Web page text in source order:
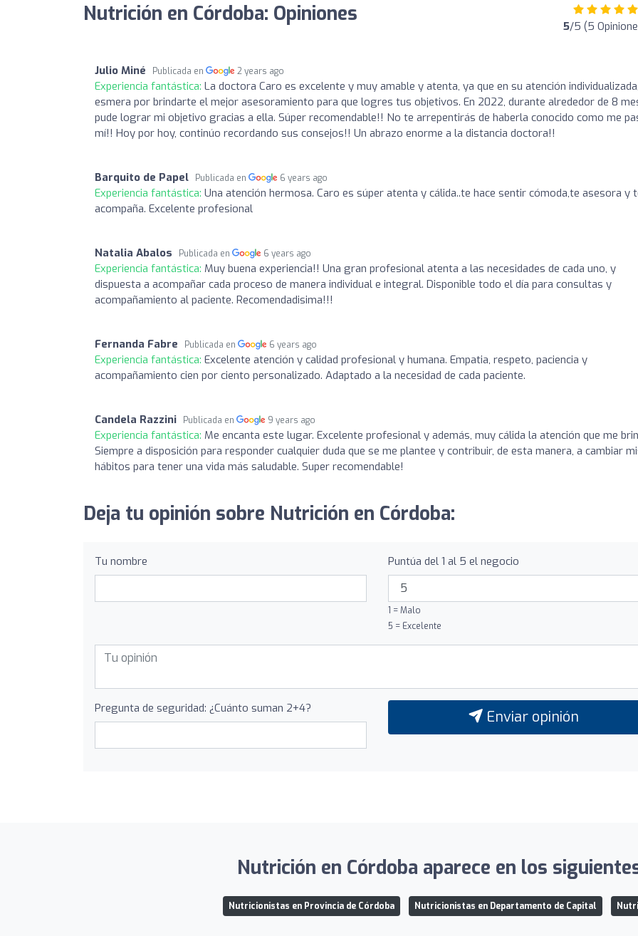
Nutrición en Córdoba: Opiniones 5/5 (5
Julio Miné Publicada en 2 years ago
Experiencia fantástica: La doctora Caro es excelente y muy amable y atenta, ya que en su atención
esmera por brindarte el mejor asesoramiento para que logres tus objetivos. En 2022, durante alrededor de 8
pude lograr mi objetivo gracias a ella. Súper recomendable!! No te arrepentirás de haberla conocido como me
mí!! Hoy por hoy, continúo recordando sus consejos!! Un abrazo enorme a la distancia doctora!!
Barquito de Papel Publicada en 6 years ago
Experiencia fantástica: Una atención hermosa. Caro es súper atenta y cálida..te hace sentir cómoda,te asesora y
acompaña. Excelente profesional
Natalia Abalos Publicada en 6 years ago
Experiencia fantástica: Muy buena experiencia!! Una gran profesional atenta a las necesidades de cada uno, y
dispuesta a acompañar cada proceso de manera individual e integral. Disponible todo el día para consultas y
acompañamiento al paciente. Recomendadisima!!!
Fernanda Fabre Publicada en 6 years ago
Experiencia fantástica: Excelente atención y calidad profesional y humana. Empatia, respeto, paciencia y
acompañamiento cien por ciento personalizado. Adaptado a la necesidad de cada paciente.
Candela Razzini Publicada en 9 years ago
Experiencia fantástica: Me encanta este lugar. Excelente profesional y además, muy cálida la atención que me
Siempre a disposición para responder cualquier duda que se me plantee y contribuir, de esta manera, a cambiar
hábitos para tener una vida más saludable. Super recomendable!
Deja tu opinión sobre Nutrición en Córdoba:
Tu nombre Puntúa del 1 al 5 el negocio
1 = Malo
5 = Excelente
Pregunta de seguridad: ¿Cuánto suman 2+4? Enviar opinión
Nutrición en Córdoba aparece en los
Nutricionistas en Provincia de Córdoba Nutricionistas en Departamento de Capital